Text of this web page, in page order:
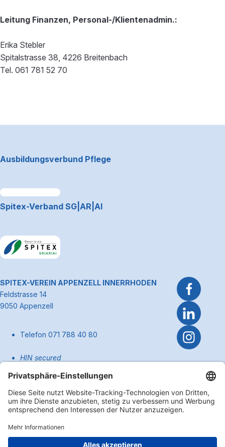
Leitung Finanzen, Personal-/Klientenadmin.:
Erika Stebler
Spitalstrasse 38, 4226 Breitenbach
Tel. 061 781 52 70
Ausbildungsverbund Pflege
Link zum Premiumpartner: Allianz
Spitex-Verband SG|AR|AI
~Kontaktinformationen
SPITEX-VEREIN APPENZELL INNERRHODEN
Feldstrasse 14
9050 Appenzell
Telefon 071 788 40 80
HIN secured
info@spitexai.ch (allgemein)
Kontakt